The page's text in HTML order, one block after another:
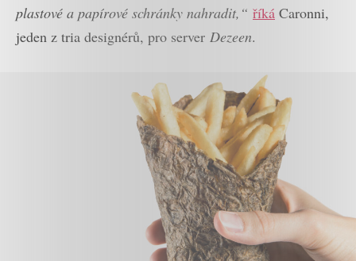
plastové a papírové schránky nahradit,“ říká Caronni,
jeden z tria designérů, pro server Dezeen.